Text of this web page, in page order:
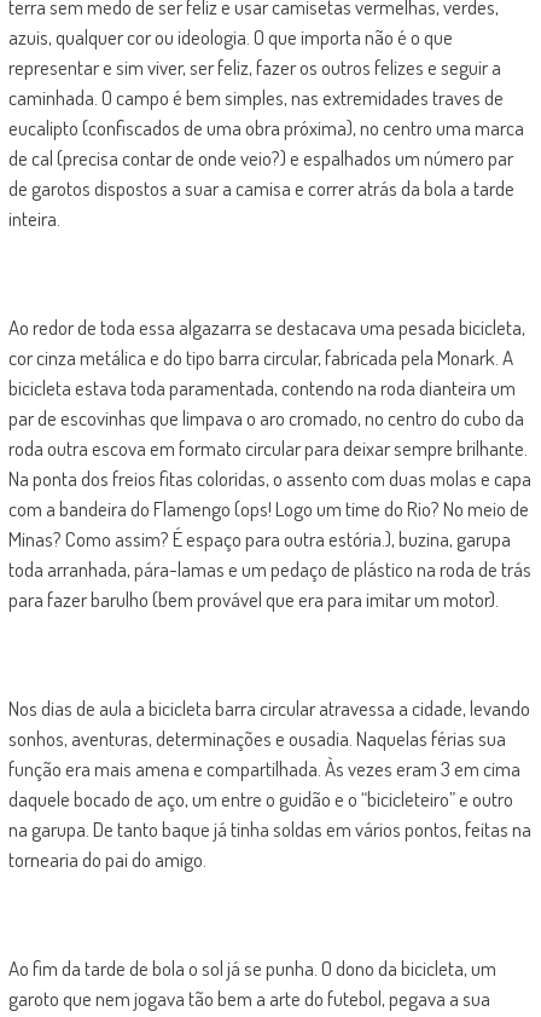
terra sem medo de ser feliz e usar camisetas vermelhas, verdes,
azuis, qualquer cor ou ideologia. O que importa não é o que
representar e sim viver, ser feliz, fazer os outros felizes e seguir a
caminhada. O campo é bem simples, nas extremidades traves de
eucalipto (confiscados de uma obra próxima), no centro uma marca
de cal (precisa contar de onde veio?) e espalhados um número par
de garotos dispostos a suar a camisa e correr atrás da bola a tarde
inteira.
Ao redor de toda essa algazarra se destacava uma pesada bicicleta,
cor cinza metálica e do tipo barra circular, fabricada pela Monark. A
bicicleta estava toda paramentada, contendo na roda dianteira um
par de escovinhas que limpava o aro cromado, no centro do cubo da
roda outra escova em formato circular para deixar sempre brilhante.
Na ponta dos freios fitas coloridas, o assento com duas molas e capa
com a bandeira do Flamengo (ops! Logo um time do Rio? No meio de
Minas? Como assim? É espaço para outra estória.), buzina, garupa
toda arranhada, pára-lamas e um pedaço de plástico na roda de trás
para fazer barulho (bem provável que era para imitar um motor).
Nos dias de aula a bicicleta barra circular atravessa a cidade, levando
sonhos, aventuras, determinações e ousadia. Naquelas férias sua
função era mais amena e compartilhada. Às vezes eram 3 em cima
daquele bocado de aço, um entre o guidão e o “bicicleteiro” e outro
na garupa. De tanto baque já tinha soldas em vários pontos, feitas na
tornearia do pai do amigo.
Ao fim da tarde de bola o sol já se punha. O dono da bicicleta, um
garoto que nem jogava tão bem a arte do futebol, pegava a sua